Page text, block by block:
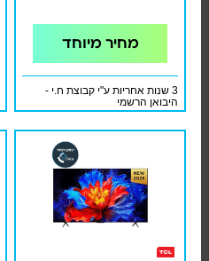
מחיר מיוחד
3 שנות אחריות ע"י קבוצת ח.י -
היבואן הרשמי